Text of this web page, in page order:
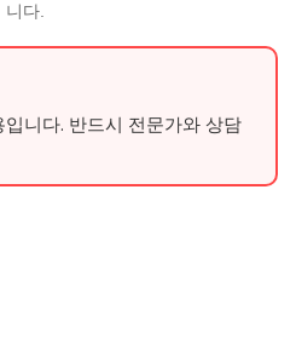
니다.
니다. 반드시 전문가와 상담